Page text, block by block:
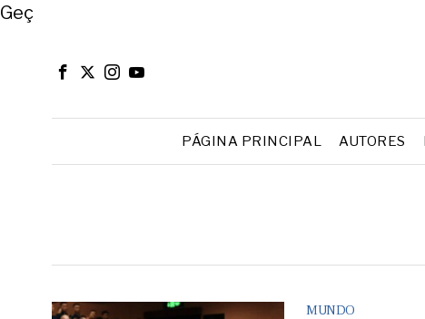
Close
Geç
PÁGINA PRINCIPAL AUTORES
MUNDO